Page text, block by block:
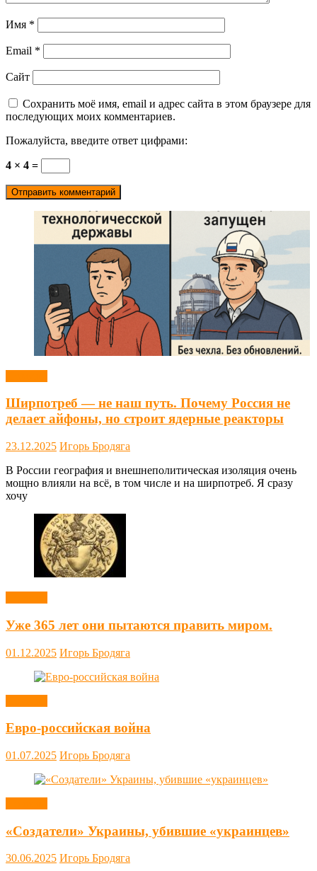
Имя *
Email *
Сайт
Сохранить моё имя, email и адрес сайта в этом браузере для
последующих моих комментариев.
Пожалуйста, введите ответ цифрами:
4 × 4 =
Ширпотреб — не наш путь. Почему Россия не
делает айфоны, но строит ядерные реакторы
23.12.2025 Игорь Бродяга
В России география и внешнеполитическая изоляция очень
мощно влияли на всё, в том числе и на ширпотреб. Я сразу
хочу
Уже 365 лет они пытаются править миром.
01.12.2025 Игорь Бродяга
Евро-российская война
01.07.2025 Игорь Бродяга
«Создатели» Украины, убившие «украинцев»
30.06.2025 Игорь Бродяга